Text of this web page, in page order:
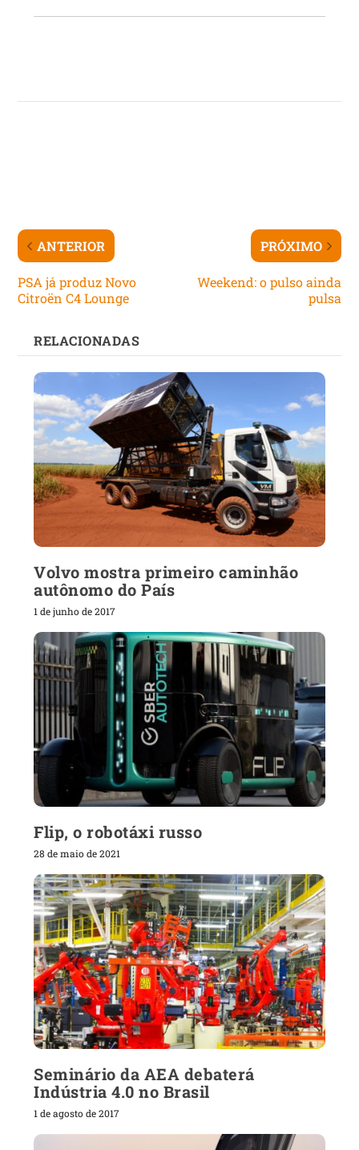
ANTERIOR
PSA já produz Novo
Citroën C4 Lounge
PRÓXIMO
Weekend: o pulso ainda
pulsa
RELACIONADAS
Volvo mostra primeiro caminhão
autônomo do País
1 de junho de 2017
Flip, o robotáxi russo
28 de maio de 2021
Seminário da AEA debaterá
Indústria 4.0 no Brasil
1 de agosto de 2017